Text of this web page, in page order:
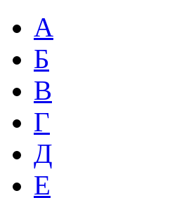
А
Б
В
Г
Д
Е